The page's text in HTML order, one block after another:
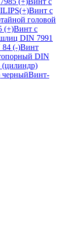
Винт с
головой
(+)Винт с
DIN 7991
84 (-)Винт
DIN
черныйВинт-